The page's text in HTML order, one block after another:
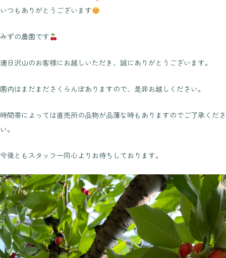
いつもありがとうございます
みずの農園です
連日沢山のお客様にお越しいただき、誠にありがとうございます。
園内はまだまださくらんぼありますので、是非お越しください。
時間帯によっては直売所の品物が品薄な時もありますのでご了承くださ
い。
今後ともスタッフ一同心よりお待ちしております。